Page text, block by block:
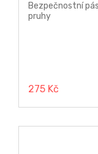
Bezpečnostní
pruhy
275 Kč